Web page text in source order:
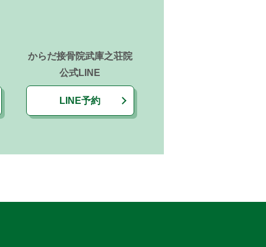
からだ接骨院武庫之荘院
公式LINE
LINE予約